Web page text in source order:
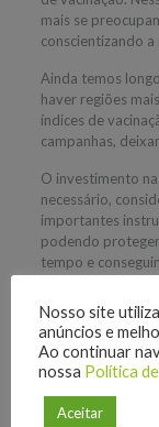
mais se
conscientizando
Ainda temos
haver regiões
índices de
campanhas,
O investimento
necessário,
importantes
podendo
tempo e
Não se trata,
precisam ser
relação à
esportes e às
natural e
Nosso site
anúncios e
Ao continuar
nossa Política
Aceitar